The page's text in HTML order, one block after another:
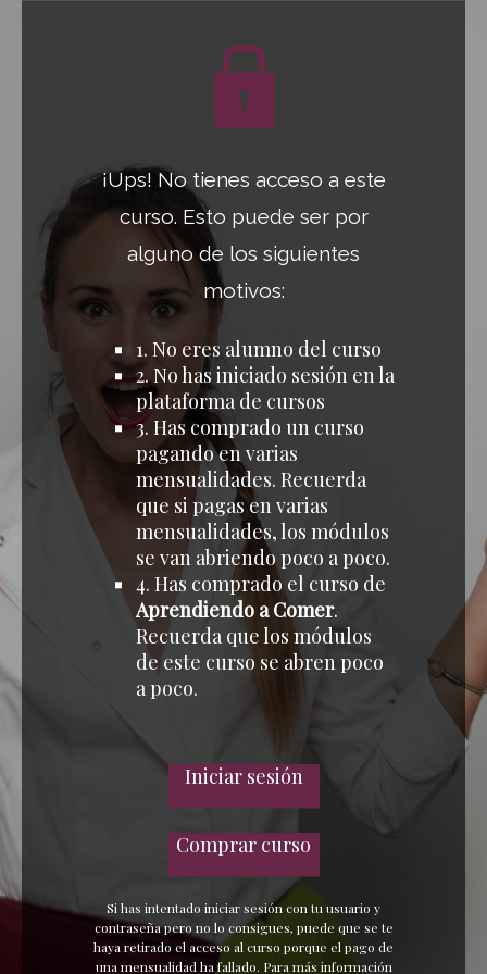
¡Ups! No tienes acceso a este
curso. Esto puede ser por
alguno de los siguientes
motivos:
1. No eres alumno del curso
2. No has iniciado sesión en la
plataforma de cursos
3. Has comprado un curso
pagando en varias
mensualidades. Recuerda
que si pagas en varias
mensualidades, los módulos
se van abriendo poco a poco.
4. Has comprado el curso de
Aprendiendo a Comer.
Recuerda que los módulos
de este curso se abren poco
a poco.
Iniciar sesión
Comprar curso
Si has intentado iniciar sesión con tu usuario y
contraseña pero no lo consigues, puede que se te
haya retirado el acceso al curso porque el pago de
una mensualidad ha fallado. Para más información